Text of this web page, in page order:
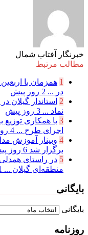
خبرنگار آفتاب شمال
مطالب مرتبط
1 همزمان با
در ... 2 روز پیش
2 استاندار گیلان
نماد ... 3 روز پیش
3 با همکاری توزیع
اجرای طرح ... 4 روز پیش
4 وبینار آموزش
برگزار شد 6 روز پیش
5 در راستای
منطقه‌ای گیلان ... 1
بایگانی
بایگانی
روزنامه